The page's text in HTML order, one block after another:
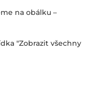
na obálku –
"Zobrazit všechny